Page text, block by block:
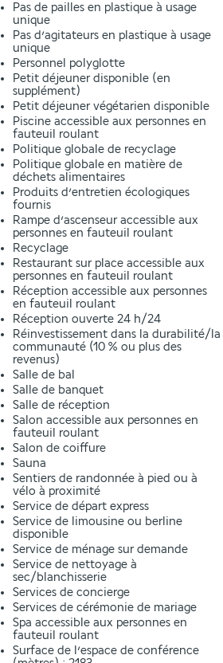
Pas de pailles en plastique à usage
unique
Pas d’agitateurs en plastique à usage
unique
Personnel polyglotte
Petit déjeuner disponible (en
supplément)
Petit déjeuner végétarien disponible
Piscine accessible aux personnes en
fauteuil roulant
Politique globale de recyclage
Politique globale en matière de
déchets alimentaires
Produits d’entretien écologiques
fournis
Rampe d’ascenseur accessible aux
personnes en fauteuil roulant
Recyclage
Restaurant sur place accessible aux
personnes en fauteuil roulant
Réception accessible aux personnes
en fauteuil roulant
Réception ouverte 24 h/24
Réinvestissement dans la durabilité/la
communauté (10 % ou plus des
revenus)
Salle de bal
Salle de banquet
Salle de réception
Salon accessible aux personnes en
fauteuil roulant
Salon de coiffure
Sauna
Sentiers de randonnée à pied ou à
vélo à proximité
Service de départ express
Service de limousine ou berline
disponible
Service de ménage sur demande
Service de nettoyage à
sec/blanchisserie
Services de concierge
Services de cérémonie de mariage
Spa accessible aux personnes en
fauteuil roulant
Surface de l’espace de conférence